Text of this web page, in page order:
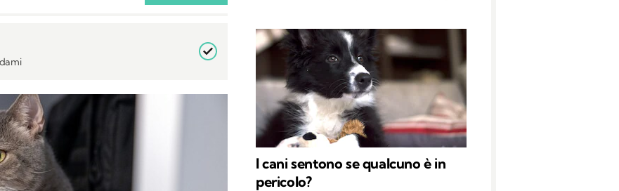
I cani sentono se qualcuno è in
pericolo?